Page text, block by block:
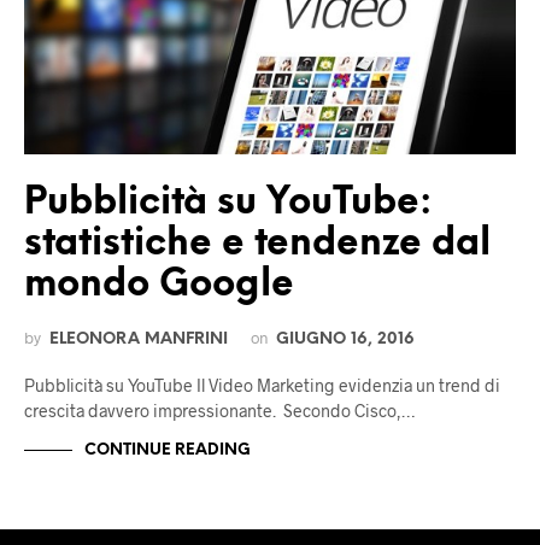
Pubblicità su YouTube:
statistiche e tendenze dal
mondo Google
by ELEONORA MANFRINI on GIUGNO 16, 2016
Pubblicità su YouTube Il Video Marketing evidenzia un trend di
crescita davvero impressionante. Secondo Cisco,…
CONTINUE READING